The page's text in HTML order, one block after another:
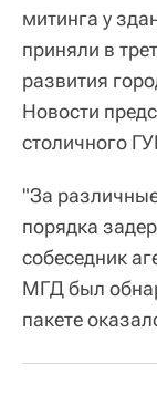
митинга у
приняли в
развития
Новости
столичного
"За
порядка
собеседник
МГД был
пакете